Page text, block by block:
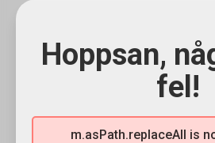
Hoppsan,
fel!
m.asPath.replaceAll is